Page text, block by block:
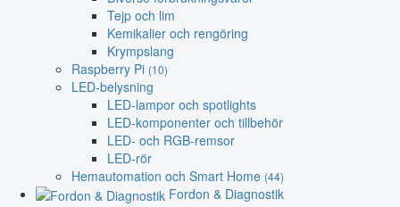
Tejp och lim
Kemikalier och rengöring
Krympslang
Raspberry Pi (10)
LED-belysning
LED-lampor och spotlights
LED-komponenter och tillbehör
LED- och RGB-remsor
LED-rör
Hemautomation och Smart Home (44)
Fordon & Diagnostik